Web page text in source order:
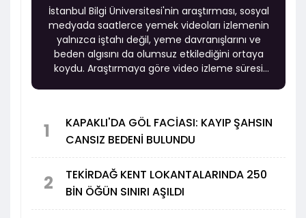
İstanbul Bilgi Üniversitesi'nin araştırması, sosyal
medyada saatlerce yemek videoları izlemenin
yalnızca iştahı değil, yeme davranışlarını ve
beden algısını da olumsuz etkilediğini ortaya
koydu. Araştırmaya göre video izleme süresi
1
KAPAKLI'DA GÖL FACİASI: KAYIP ŞAHSIN
CANSIZ BEDENİ BULUNDU
2
TEKİRDAĞ KENT LOKANTALARINDA 250
BİN ÖĞÜN SINIRI AŞILDI